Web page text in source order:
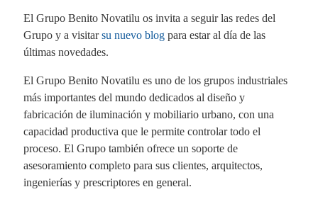
El Grupo Benito Novatilu os invita a seguir las redes del
Grupo y a visitarsu nuevo blogpara estar al día de las
últimas novedades.
El Grupo Benito Novatilu es uno de los grupos industriales
más importantes del mundo dedicados al diseño y
fabricación de iluminación y mobiliario urbano, con una
capacidad productiva que le permite controlar todo el
proceso. El Grupo también ofrece un soporte de
asesoramiento completo para sus clientes, arquitectos,
ingenierías y prescriptores en general.